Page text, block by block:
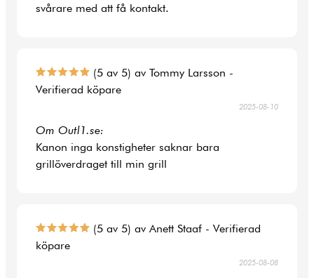
svårare med att få kontakt.
(5 av 5) av Tommy Larsson -
Verifierad köpare
2025-08-10
Om Outl1.se:
Kanon inga konstigheter saknar bara
grillöverdraget till min grill
(5 av 5) av Anett Staaf - Verifierad
köpare
2025-08-08